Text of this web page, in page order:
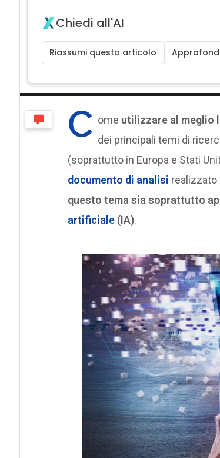
Chiedi all'AI
Riassumi questo articolo
C ome utilizzare al meglio
dei principali temi di
(soprattutto in Europa e Stati
documento di analisi realizzato
questo tema sia soprattutto
artificiale(IA).